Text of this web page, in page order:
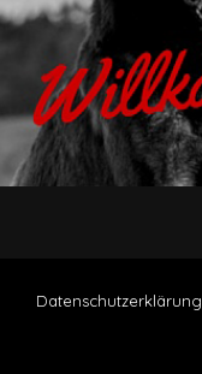
Datenschutzerklärung